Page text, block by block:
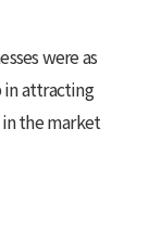
were as
in attracting
the market